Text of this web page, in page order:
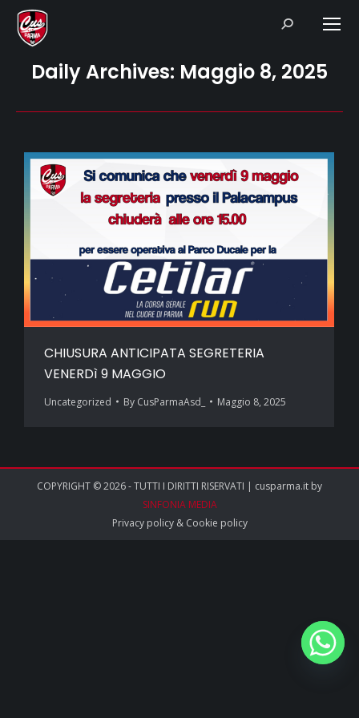
Search:
Daily Archives: Maggio 8, 2025
CHIUSURA ANTICIPATA SEGRETERIA
VENERDì 9 MAGGIO
Uncategorized By CusParmaAsd_ Maggio 8, 2025
COPYRIGHT © 2026 - TUTTI I DIRITTI RISERVATI | cusparma.it by
SINFONIA MEDIA
Privacy policy& Cookie policy